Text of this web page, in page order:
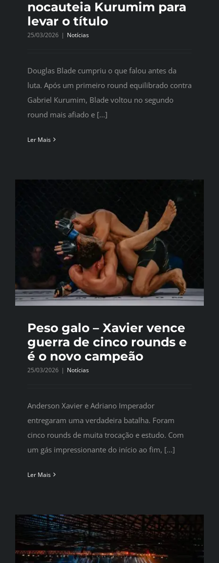
nocauteia Kurumim para
levar o título
25/03/2026 | Notícias
Douglas Blade cumpriu o que falou antes da
luta. Após um primeiro round equilibrado contra
Gabriel Kurumim, Blade voltou no segundo
round mais afiado e [...]
Ler Mais
Peso galo – Xavier vence
guerra de cinco rounds e
é o novo campeão
25/03/2026 | Notícias
Anderson Xavier e Adriano Imperador
entregaram uma verdadeira batalha. Foram
cinco rounds de muita trocação e estudo. Com
um gás impressionante do início ao fim, [...]
Ler Mais